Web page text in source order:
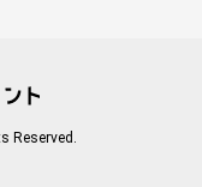
Reserved.